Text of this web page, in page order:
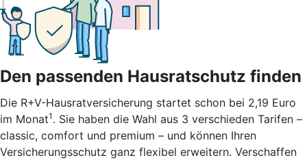
Den passenden Hausratschutz finden
Die R+V-Hausratversicherung startet schon bei 2,19 Euro
im Monat1 . Sie haben die Wahl aus 3 verschieden Tarifen –
classic, comfort und premium – und können Ihren
Versicherungsschutz ganz flexibel erweitern. Verschaffen